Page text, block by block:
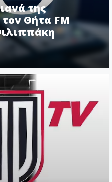
της
Θήτα FM